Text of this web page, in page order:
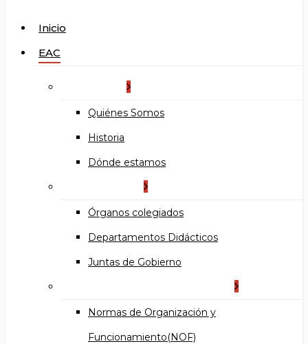
search
Menu
Inicio
EAC
Quiénes Somos
Historia
Dónde estamos
Órganos colegiados
Departamentos Didácticos
Juntas de Gobierno
Normas de Organización y
Funcionamiento(NOF)